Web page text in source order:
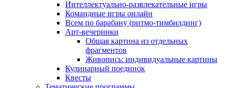
Интеллектуально-развлекательные игры
Командные игры онлайн
Всем по барабану (ритмо-тимбилдинг)
Арт-вечеринки
Общая картина из отдельных
фрагментов
Живопись: индивидуальные картины
Кулинарный поединок
Квесты